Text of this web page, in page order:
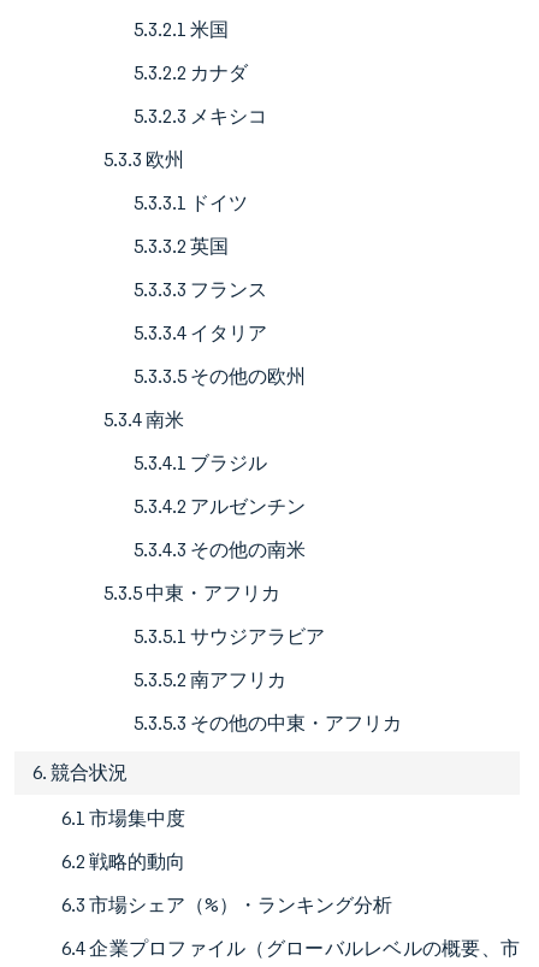
5.3.2.1 米国
5.3.2.2 カナダ
5.3.2.3 メキシコ
5.3.3 欧州
5.3.3.1 ドイツ
5.3.3.2 英国
5.3.3.3 フランス
5.3.3.4 イタリア
5.3.3.5 その他の欧州
5.3.4 南米
5.3.4.1 ブラジル
5.3.4.2 アルゼンチン
5.3.4.3 その他の南米
5.3.5 中東・アフリカ
5.3.5.1 サウジアラビア
5.3.5.2 南アフリカ
5.3.5.3 その他の中東・アフリカ
6. 競合状況
6.1 市場集中度
6.2 戦略的動向
6.3 市場シェア（%）・ランキング分析
6.4 企業プロファイル（グローバルレベルの概要、市